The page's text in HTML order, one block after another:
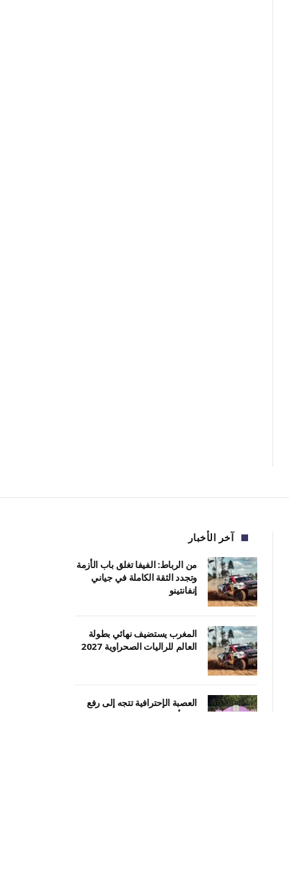
آخر الأخبار
من الرباط: الفيفا تغلق باب الأزمة
وتجدد الثقة الكاملة في جياني
إنفانتينو
المغرب يستضيف نهائي بطولة
العالم للراليات الصحراوية 2027
العصبة الإحترافية تتجه إلى رفع
عدد أندية البطولة إلى 20 فريقا